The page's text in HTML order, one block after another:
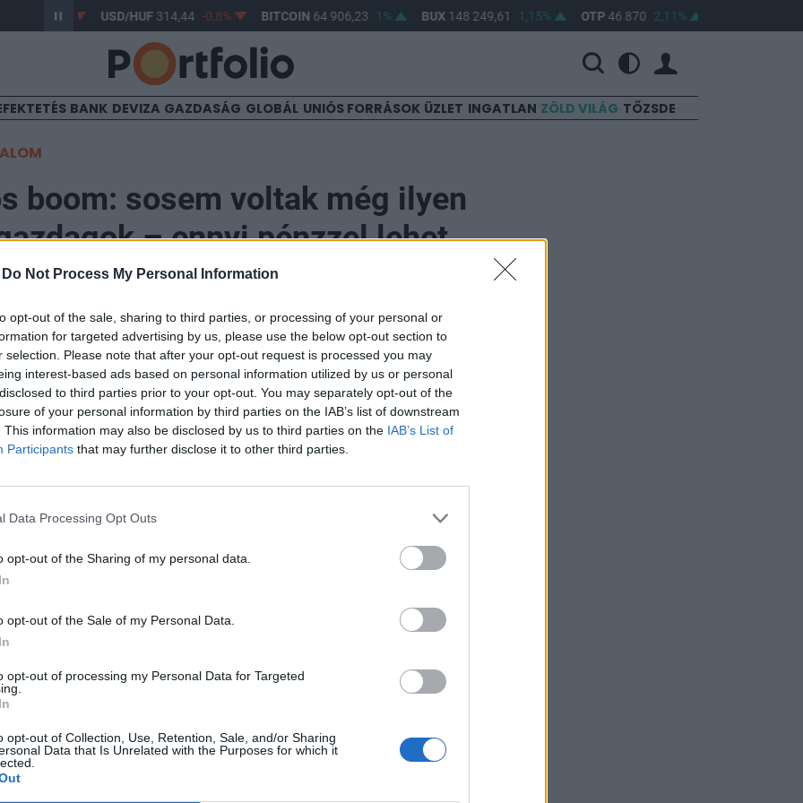
Do Not Process My Personal Information
opt-out of the sale, sharing to third parties, or processing of your personal or
for targeted advertising by us, please use the below opt-out section to
selection. Please note that after your opt-out request is processed you may
interest-based ads based on personal information utilized by us or personal
to third parties prior to your opt-out. You may separately opt-out of the
of your personal information by third parties on the IAB’s list of downstream
This information may also be disclosed by us to third parties on the IAB’s List of
Participants that may further disclose it to other third parties.
Data Processing Opt Outs
opt-out of the Sharing of my personal data.
opt-out of the Sale of my Personal Data.
opt-out of processing my Personal Data for Targeted
opt-out of Collection, Use, Retention, Sale, and/or Sharing
Data that Is Unrelated with the Purposes for which it
-0,54% USD/HUF314,44 -0,8% BITCOIN64 906,23 1% BUX148 249,61 1,15% OTP46 870 2,11%
BANK DEVIZA GAZDASÁG GLOBÁL UNIÓS FORRÁSOK ÜZLET INGATLAN ZÖLD VILÁG TŐZSDE
boom: sosem voltak még ilyen
– ennyi pénzzel lehet
a klubba
a dollármilliomosok száma világszerte, már 23,4 millió fő
vagyonnal – számolt be a Bloomberg.
Day 2026Október 21-én jön a Portfolio Investment Day 2026, ahol a piac vezető
érdemes portfóliót építeni egy gyorsan változó...
portfolio.hu hírarchívumához tartozik, melynek olvasása előfizetéses
cikkarchívum
elmúlt 2 év napon belüli
Előfizetés